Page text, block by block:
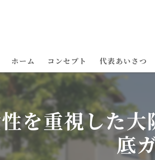
ホーム コンセプト 代表あいさつ
を重視した
底